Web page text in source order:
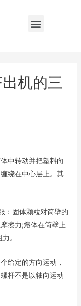
机的三
中转动并把塑料向
绕在中心层上。其
固体颗粒对筒壁的
擦力;熔体在筒壁上
。
给定的方向运动，
杆不是以轴向运动